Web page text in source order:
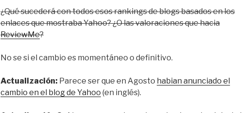
¿Qué sucederá con todos esos rankings de blogs basados en los
enlaces que mostraba Yahoo? ¿O las valoraciones que hacia
ReviewMe?
No se si el cambio es momentáneo o definitivo.
Actualización: Parece ser que en Agosto habian anunciado el
cambio en el blog de Yahoo (en inglés).